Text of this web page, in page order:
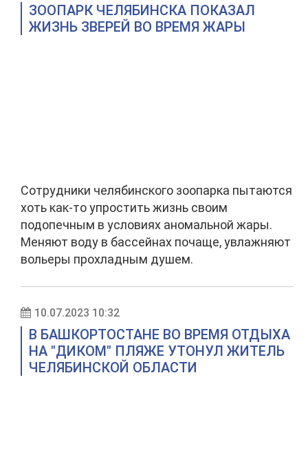
ЗООПАРК ЧЕЛЯБИНСКА ПОКАЗАЛ
ЖИЗНЬ ЗВЕРЕЙ ВО ВРЕМЯ ЖАРЫ
Сотрудники челябинского зоопарка пытаются
хоть как-то упростить жизнь своим
подопечным в условиях аномальной жары.
Меняют воду в бассейнах почаще, увлажняют
вольеры прохладным душем.
10.07.2023 10:32
В БАШКОРТОСТАНЕ ВО ВРЕМЯ ОТДЫХА
НА "ДИКОМ" ПЛЯЖЕ УТОНУЛ ЖИТЕЛЬ
ЧЕЛЯБИНСКОЙ ОБЛАСТИ